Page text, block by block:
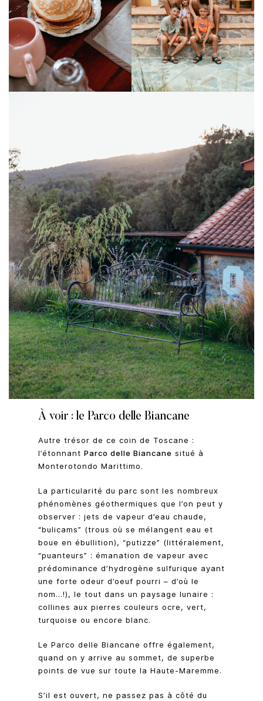
À voir : le Parco delle Biancane
Autre trésor de ce coin de Toscane :
l’étonnant Parco delle Biancane situé à
Monterotondo Marittimo.
La particularité du parc sont les nombreux
phénomènes géothermiques que l’on peut y
observer : jets de vapeur d’eau chaude,
“bulicams” (trous où se mélangent eau et
boue en ébullition), “putizze” (littéralement,
“puanteurs” : émanation de vapeur avec
prédominance d’hydrogène sulfurique ayant
une forte odeur d’oeuf pourri – d’où le
nom…!), le tout dans un paysage lunaire :
collines aux pierres couleurs ocre, vert,
turquoise ou encore blanc.
Le Parco delle Biancane offre également,
quand on y arrive au sommet, de superbe
points de vue sur toute la Haute-Maremme.
S’il est ouvert, ne passez pas à côté du